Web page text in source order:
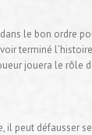
le bon ordre
terminé
jouera le rôle
il peut défausser